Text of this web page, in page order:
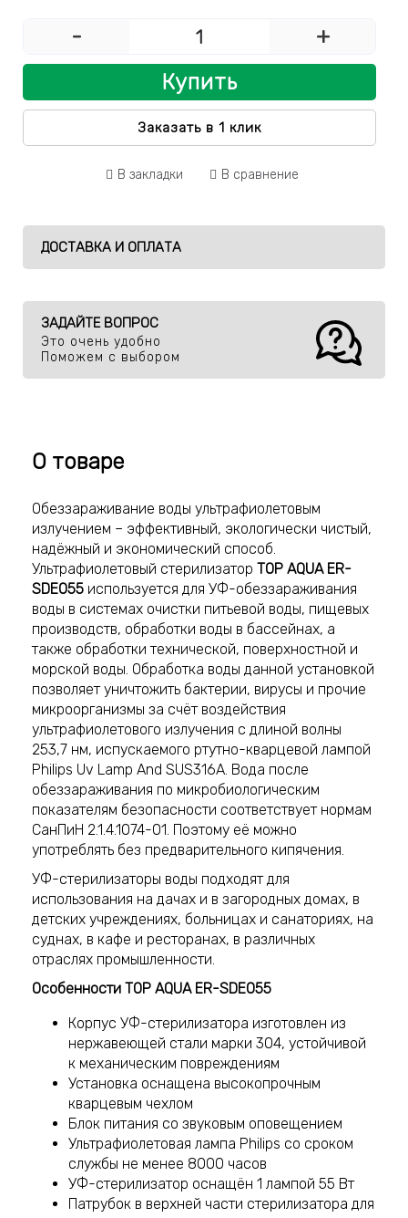
- +
Купить
Заказать в 1 клик
В закладки В сравнение
ДОСТАВКА И ОПЛАТА
ЗАДАЙТЕ ВОПРОС
Это очень удобно
Поможем с выбором
О товаре
Обеззараживание воды ультрафиолетовым
излучением – эффективный, экологически чистый,
надёжный и экономический способ.
Ультрафиолетовый стерилизатор TOP AQUA ER-
SDE055 используется для УФ-обеззараживания
воды в системах очистки питьевой воды, пищевых
производств, обработки воды в бассейнах, а
также обработки технической, поверхностной и
морской воды. Обработка воды данной установкой
позволяет уничтожить бактерии, вирусы и прочие
микроорганизмы за счёт воздействия
ультрафиолетового излучения с длиной волны
253,7 нм, испускаемого ртутно-кварцевой лампой
Philips Uv Lamp And SUS316A. Вода после
обеззараживания по микробиологическим
показателям безопасности соответствует нормам
СанПиН 2.1.4.1074-01. Поэтому её можно
употреблять без предварительного кипячения.
УФ-стерилизаторы воды подходят для
использования на дачах и в загородных домах, в
детских учреждениях, больницах и санаториях, на
суднах, в кафе и ресторанах, в различных
отраслях промышленности.
Особенности TOP AQUA ER-SDE055
Корпус УФ-стерилизатора изготовлен из
нержавеющей стали марки 304, устойчивой
к механическим повреждениям
Установка оснащена высокопрочным
кварцевым чехлом
Блок питания со звуковым оповещением
Ультрафиолетовая лампа Philips со сроком
службы не менее 8000 часов
УФ-стерилизатор оснащён 1 лампой 55 Вт
Патрубок в верхней части стерилизатора для